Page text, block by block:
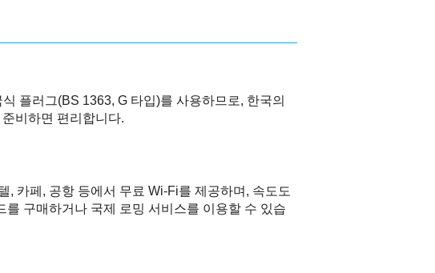
플러그(BS 1363, G 타입)를 사용하므로, 한국의
비하면 편리합니다.
, 카페, 공항 등에서 무료 Wi-Fi를 제공하며, 속도도
구매하거나 국제 로밍 서비스를 이용할 수 있습